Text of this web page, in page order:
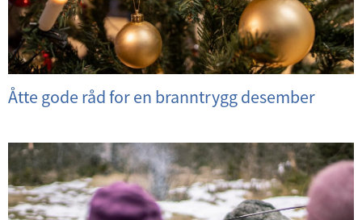
Åtte gode råd for en branntrygg desember